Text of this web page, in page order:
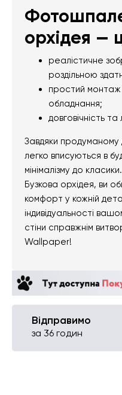
орхідея —
реалістичне
роздільною
простий монтаж
обладнання;
довговічність
Завдяки
легко вписуються в
мінімалізму до
Бузкова орхідея, ви
комфорт у кожній
індивідуальності
стіни справжнім
Wallpaper!
Відправимо
за 36 годин